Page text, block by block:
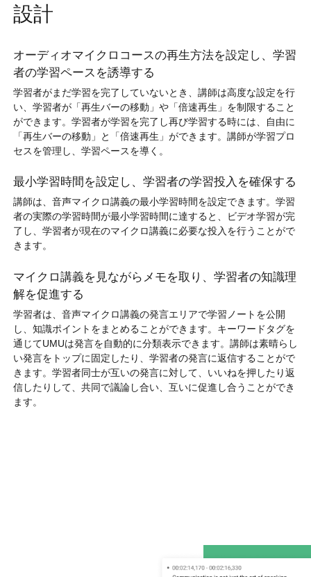
設計
オーディオマイクロコースの再生方法を設定し、学習
者の学習ペースを誘導する
学習者がまだ学習を完了していないとき、講師は高度な設定を行
い、学習者が「再生バーの移動」や「倍速再生」を制限すること
ができます。学習者が学習を完了し再び学習する時には、自由に
「再生バーの移動」と「倍速再生」ができます。講師が学習プロ
セスを管理し、学習ペースを導く。
最小学習時間を設定し、学習者の学習投入を確保する
講師は、音声マイクロ講義の最小学習時間を設定できます。学習
者の実際の学習時間が最小学習時間に達すると、ビデオ学習が完
了し、学習者が現在のマイクロ講義に必要な投入を行うことがで
きます。
マイクロ講義を見ながらメモを取り、学習者の知識理
解を促進する
学習者は、音声マイクロ講義の発言エリアで学習ノートを公開
し、知識ポイントをまとめることができます。キーワードタグを
通じてUMUは発言を自動的に分類表示できます。講師は素晴らし
い発言をトップに固定したり、学習者の発言に返信することがで
きます。学習者同士が互いの発言に対して、いいねを押したり返
信したりして、共同で議論し合い、互いに促進し合うことができ
ます。